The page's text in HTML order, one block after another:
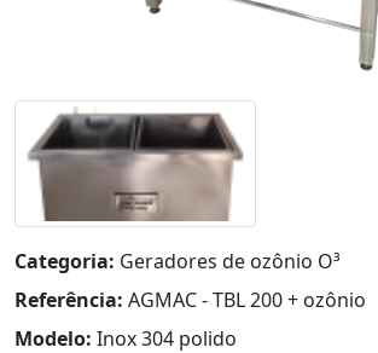
Categoria: Geradores de ozônio O³
Referência: AGMAC - TBL 200 + ozônio
Modelo: Inox 304 polido